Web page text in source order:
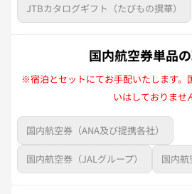
JTBカタログギフト（たびもの撰華）
国内航空券単品
※宿泊とセットにてお手配いたします。
いはしておりませ
国内航空券（ANA及び提携各社）
国内航空券（JALグループ） 国内航